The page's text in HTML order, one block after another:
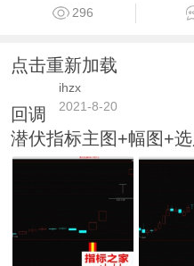
296
点击重新加载
ihzx
2021-8-20
回调
潜伏指标主图+幅图+